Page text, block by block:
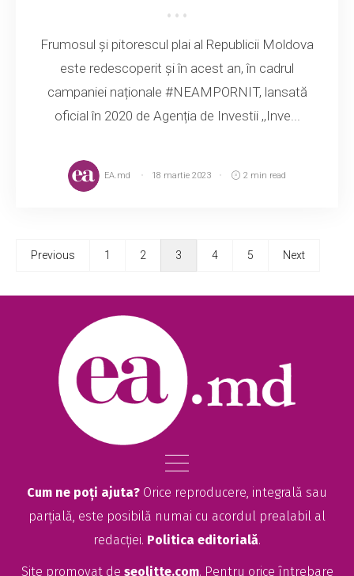
Frumosul și pitorescul plai al Republicii Moldova
este redescoperit și în acest an, în cadrul
campaniei naționale #NEAMPORNIT, lansată
oficial în 2020 de Agenția de Investii ,,Inve...
EA.md 18 martie 2023 2 min read
Previous 1 2 3 4 5 Next
Cum ne poți ajuta? Orice reproducere, integrală sau
parțială, este posibilă numai cu acordul prealabil al
redacției. Politica editorială.
Site promovat de seolitte.com. Pentru orice întrebare